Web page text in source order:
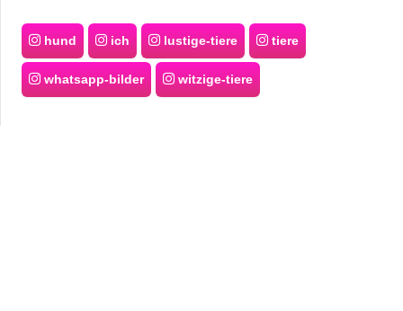
hund ich lustige-tiere tiere
whatsapp-bilder witzige-tiere